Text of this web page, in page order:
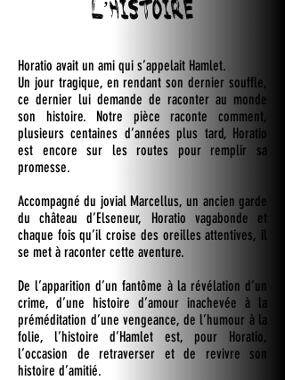
L’HISTOIRE
Horatio avait un ami qui s’appelait Hamlet.
Un jour tragique, en rendant son dernier souffle,
ce dernier lui demande de raconter au monde
son histoire. Notre pièce raconte comment,
plusieurs centaines d’années plus tard, Horatio
est encore sur les routes pour remplir sa
promesse.
Accompagné du jovial Marcellus, un ancien garde
du château d’Elseneur, Horatio vagabonde et
chaque fois qu’il croise des oreilles attentives, il
se met à raconter cette aventure.
De l’apparition d’un fantôme à la révélation d’un
crime, d’une histoire d’amour inachevée à la
préméditation d’une vengeance, de l’humour à la
folie, l’histoire d’Hamlet est, pour Horatio,
l’occasion de retraverser et de revivre son
histoire d’amitié.